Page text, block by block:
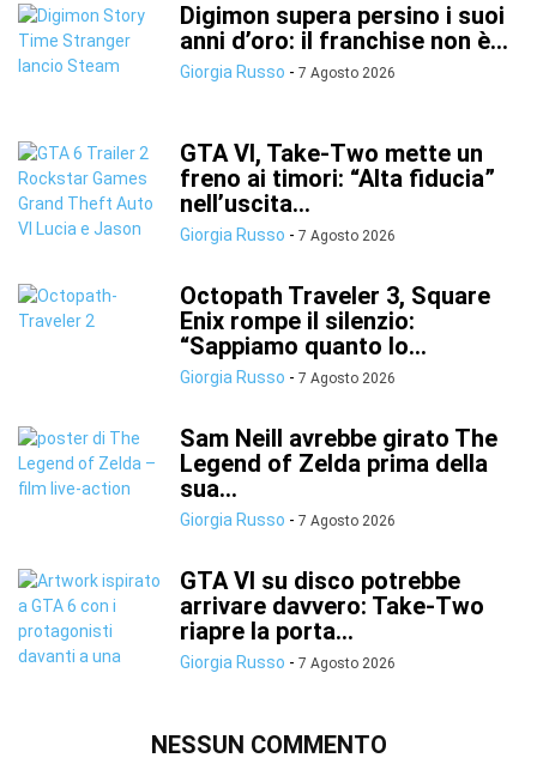
Digimon supera persino i suoi
anni d’oro: il franchise non è...
Giorgia Russo - 7 Agosto 2026
GTA VI, Take-Two mette un
freno ai timori: “Alta fiducia”
nell’uscita...
Giorgia Russo - 7 Agosto 2026
Octopath Traveler 3, Square
Enix rompe il silenzio:
“Sappiamo quanto lo...
Giorgia Russo - 7 Agosto 2026
Sam Neill avrebbe girato The
Legend of Zelda prima della
sua...
Giorgia Russo - 7 Agosto 2026
GTA VI su disco potrebbe
arrivare davvero: Take-Two
riapre la porta...
Giorgia Russo - 7 Agosto 2026
NESSUN COMMENTO